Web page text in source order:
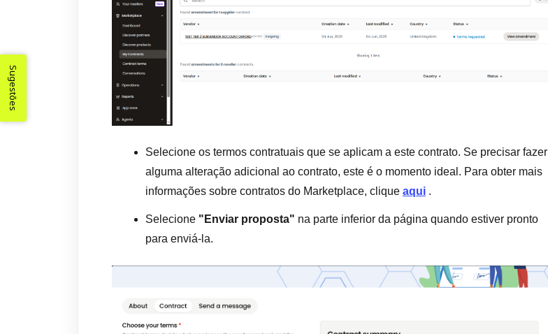
Selecione os termos contratuais que se aplicam a este contrato. Se precisar fazer
alguma alteração adicional ao contrato, este é o momento ideal. Para obter mais
informações sobre contratos do Marketplace, clique aqui .
Selecione "Enviar proposta" na parte inferior da página quando estiver pronto
para enviá-la.
Sugestões